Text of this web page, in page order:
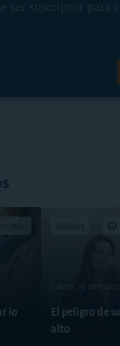
ser suscriptor para
lo
jueves, 19 de
El peligro de
alto